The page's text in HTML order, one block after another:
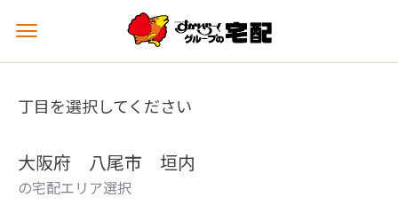
メ
ュ
を
丁目を選択してください
大阪府 八尾市 垣内
の宅配エリア選択